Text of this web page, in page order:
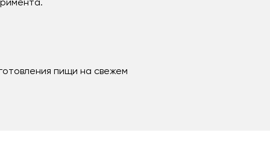
пищи на свежем